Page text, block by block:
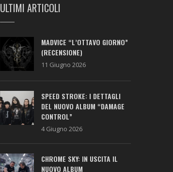
ULTIMI ARTICOLI
MADVICE “L’OTTAVO GIORNO”
(RECENSIONE)
11 Giugno 2026
SPEED STROKE: I DETTAGLI
DEL NUOVO ALBUM “DAMAGE
CONTROL”
4 Giugno 2026
CHROME SKY: IN USCITA IL
NUOVO ALBUM